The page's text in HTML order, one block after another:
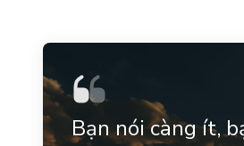
Bạn nói càng ít,